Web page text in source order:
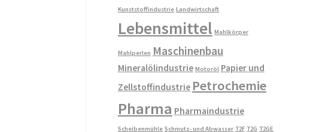
Kunststoffindustrie Landwirtschaft
Lebensmittel Mahlkörper
Mahlperlen Maschinenbau
Mineralölindustrie Motoröl Papier und
Zellstoffindustrie Petrochemie
Pharma Pharmaindustrie
Scheibenmühle Schmutz- und Abwasser T2F T2G T2GE